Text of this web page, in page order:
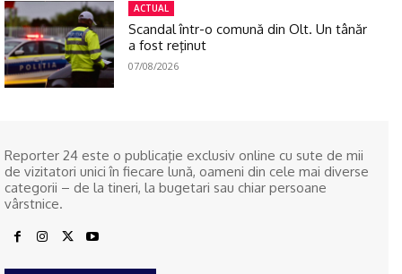
ACTUAL
Scandal într-o comună din Olt. Un tânăr
a fost reţinut
07/08/2026
Reporter 24 este o publicaţie exclusiv online cu sute de mii
de vizitatori unici în fiecare lună, oameni din cele mai diverse
categorii – de la tineri, la bugetari sau chiar persoane
vârstnice.